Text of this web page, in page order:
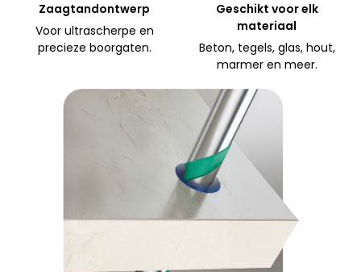
Zaagtandontwerp
Voor ultrascherpe en
precieze boorgaten.
Geschikt voor elk
materiaal
Beton, tegels, glas, hout,
marmer en meer.